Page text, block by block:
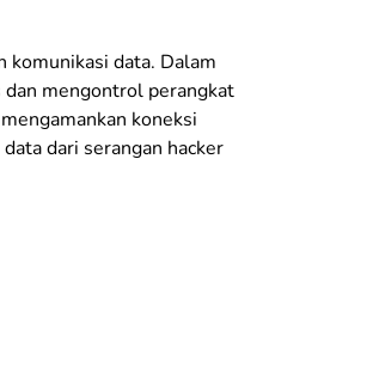
komunikasi data. Dalam
dan mengontrol perangkat
koneksi
dari serangan hacker